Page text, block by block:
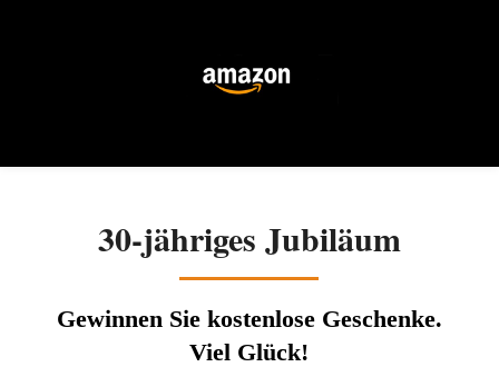
Gewinnen Sie kostenlose Geschenke. Viel Glück!
30-jähriges Jubiläum
Gewinnen Sie kostenlose Geschenke.
Viel Glück!